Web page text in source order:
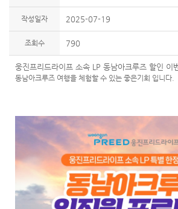
작성일자 2025-07-19
조회수 790
웅진프리드라이프 소속 LP 동남아크루즈 할인 이
동남아크루즈 여행을 체험할 수 있는 좋은기회 입니다.